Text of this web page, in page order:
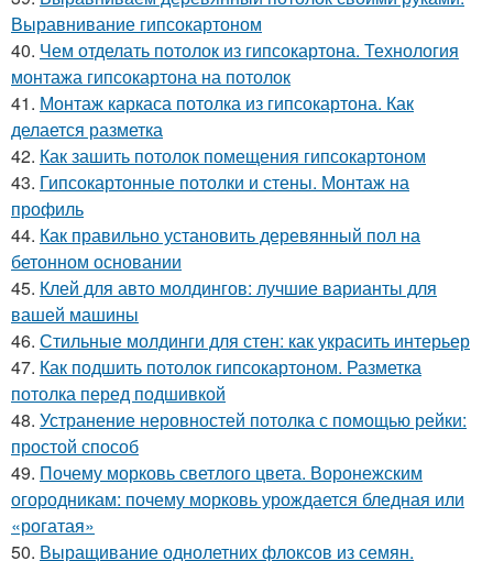
Выравнивание гипсокартоном
40. Чем отделать потолок из гипсокартона. Технология
монтажа гипсокартона на потолок
41. Монтаж каркаса потолка из гипсокартона. Как
делается разметка
42. Как зашить потолок помещения гипсокартоном
43. Гипсокартонные потолки и стены. Монтаж на
профиль
44. Как правильно установить деревянный пол на
бетонном основании
45. Клей для авто молдингов: лучшие варианты для
вашей машины
46. Стильные молдинги для стен: как украсить интерьер
47. Как подшить потолок гипсокартоном. Разметка
потолка перед подшивкой
48. Устранение неровностей потолка с помощью рейки:
простой способ
49. Почему морковь светлого цвета. Воронежским
огородникам: почему морковь урождается бледная или
«рогатая»
50. Выращивание однолетних флоксов из семян.